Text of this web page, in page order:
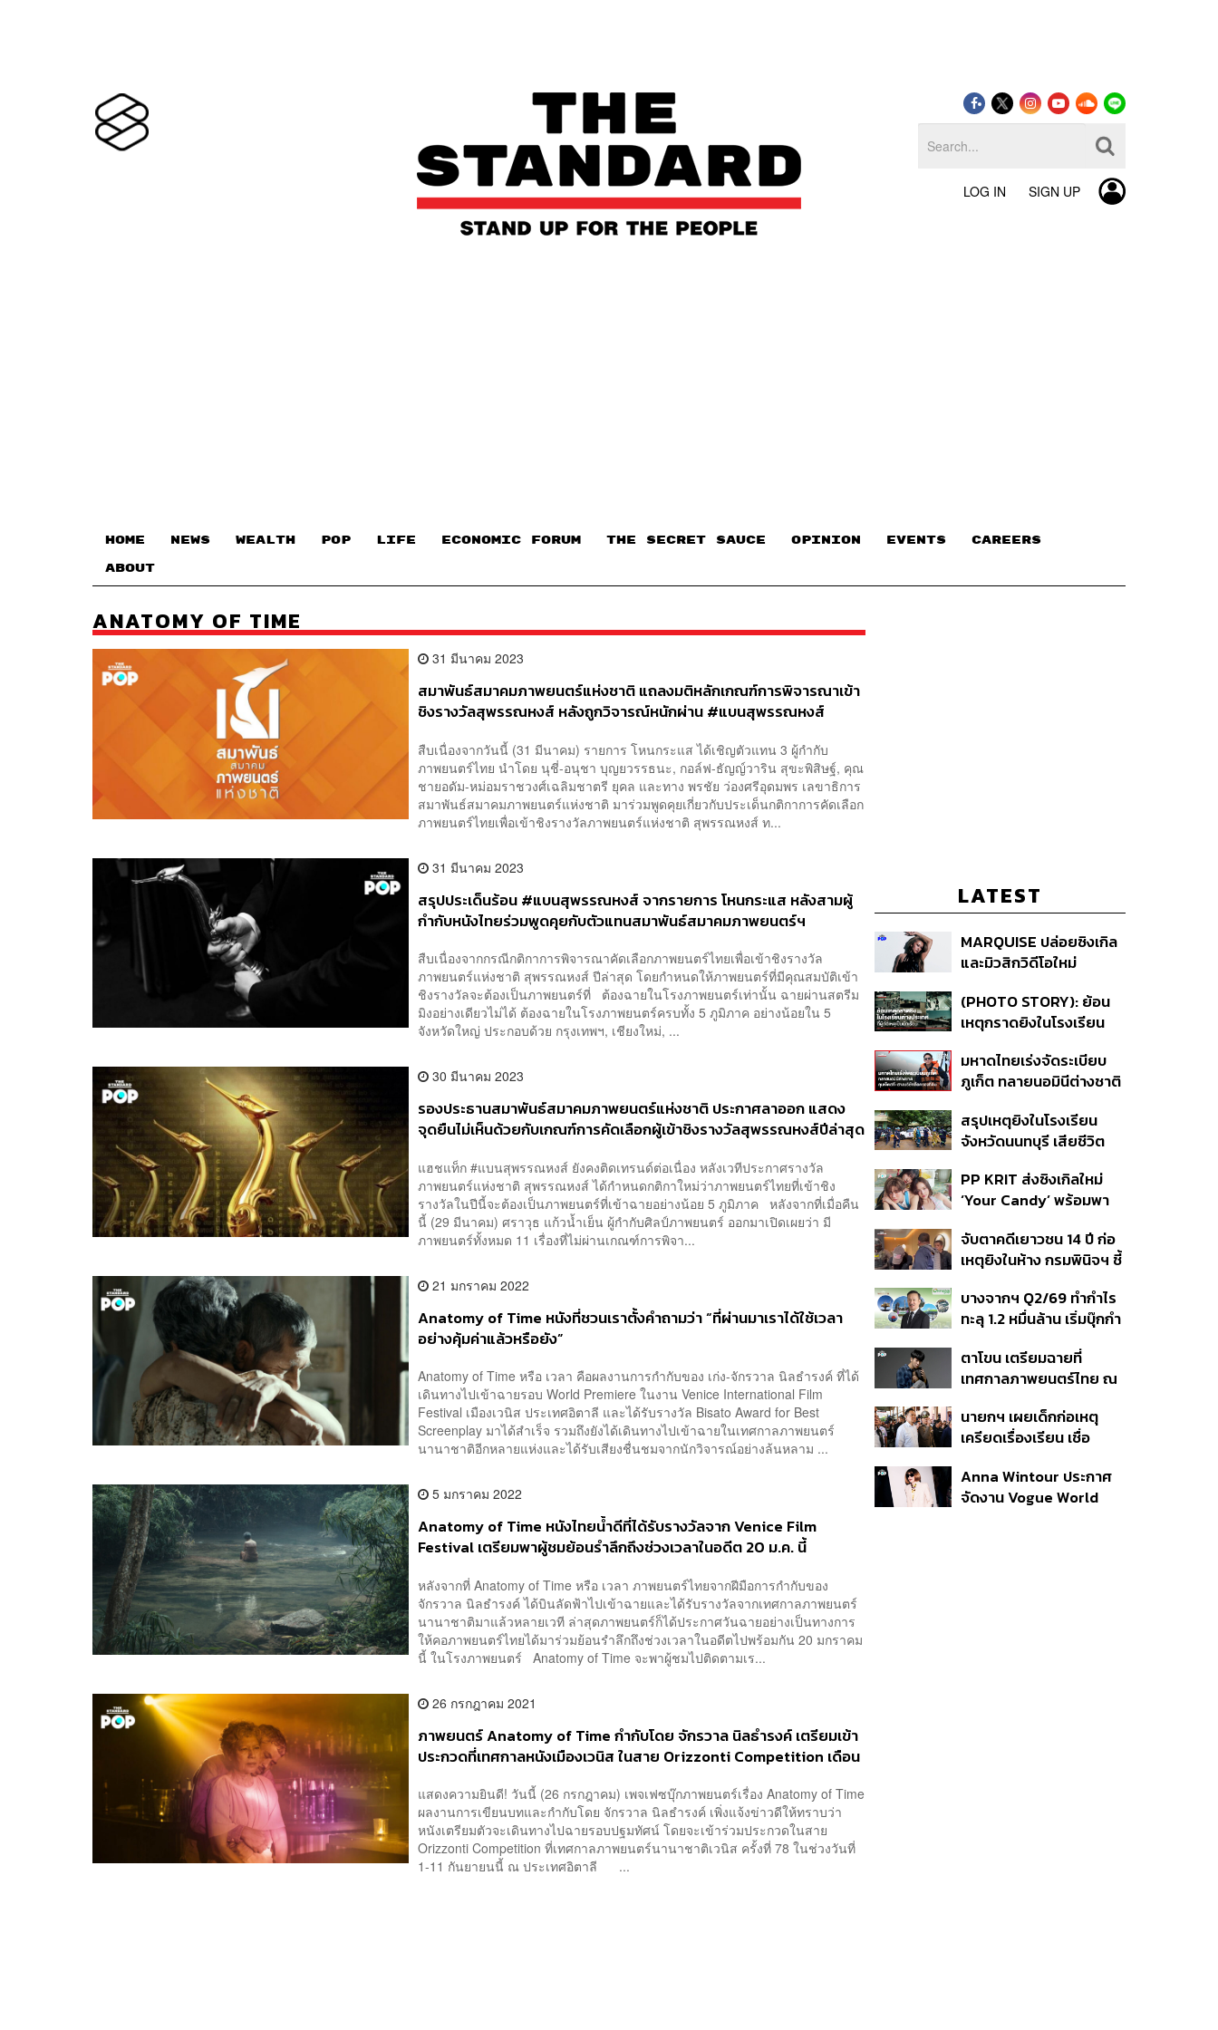
LOG IN SIGN UP
HOME NEWS WEALTH POP LIFE ECONOMIC FORUM THE SECRET SAUCE​ OPINION EVENTS CAREERS
ABOUT
ANATOMY OF TIME
31 มีนาคม 2023
สมาพันธ์สมาคมภาพยนตร์แห่งชาติ แถลงมติหลักเกณฑ์การพิจารณาเข้า
ชิงรางวัลสุพรรณหงส์ หลังถูกวิจารณ์หนักผ่าน #แบนสุพรรณหงส์
สืบเนื่องจากวันนี้ (31 มีนาคม) รายการ โหนกระแส ได้เชิญตัวแทน 3 ผู้กำกับ
ภาพยนตร์ไทย นำโดย นุชี่-อนุชา บุญยวรรธนะ, กอล์ฟ-ธัญญ์วาริน สุขะพิสิษฐ์, คุณ
ชายอดัม-หม่อมราชวงศ์เฉลิมชาตรี ยุคล และทาง พรชัย ว่องศรีอุดมพร เลขาธิการ
สมาพันธ์สมาคมภาพยนตร์แห่งชาติ มาร่วมพูดคุยเกี่ยวกับประเด็นกติกาการคัดเลือก
ภาพยนตร์ไทยเพื่อเข้าชิงรางวัลภาพยนตร์แห่งชาติ สุพรรณหงส์ ท...
31 มีนาคม 2023
สรุปประเด็นร้อน #แบนสุพรรณหงส์ จากรายการ โหนกระแส หลังสามผู้
กำกับหนังไทยร่วมพูดคุยกับตัวแทนสมาพันธ์สมาคมภาพยนตร์ฯ
สืบเนื่องจากกรณีกติกาการพิจารณาคัดเลือกภาพยนตร์ไทยเพื่อเข้าชิงรางวัล
ภาพยนตร์แห่งชาติ สุพรรณหงส์ ปีล่าสุด โดยกำหนดให้ภาพยนตร์ที่มีคุณสมบัติเข้า
ชิงรางวัลจะต้องเป็นภาพยนตร์ที่ ต้องฉายในโรงภาพยนตร์เท่านั้น ฉายผ่านสตรีม
มิงอย่างเดียวไม่ได้ ต้องฉายในโรงภาพยนตร์ครบทั้ง 5 ภูมิภาค อย่างน้อยใน 5
จังหวัดใหญ่ ประกอบด้วย กรุงเทพฯ, เชียงใหม่, ...
30 มีนาคม 2023
รองประธานสมาพันธ์สมาคมภาพยนตร์แห่งชาติ ประกาศลาออก แสดง
จุดยืนไม่เห็นด้วยกับเกณฑ์การคัดเลือกผู้เข้าชิงรางวัลสุพรรณหงส์ปีล่าสุด
แฮชแท็ก #แบนสุพรรณหงส์ ยังคงติดเทรนด์ต่อเนื่อง หลังเวทีประกาศรางวัล
ภาพยนตร์แห่งชาติ สุพรรณหงส์ ได้กำหนดกติกาใหม่ว่าภาพยนตร์ไทยที่เข้าชิง
รางวัลในปีนี้จะต้องเป็นภาพยนตร์ที่เข้าฉายอย่างน้อย 5 ภูมิภาค หลังจากที่เมื่อคืน
นี้ (29 มีนาคม) ศราวุธ แก้วน้ำเย็น ผู้กำกับศิลป์ภาพยนตร์ ออกมาเปิดเผยว่า มี
ภาพยนตร์ทั้งหมด 11 เรื่องที่ไม่ผ่านเกณฑ์การพิจา...
21 มกราคม 2022
Anatomy of Time หนังที่ชวนเราตั้งคำถามว่า “ที่ผ่านมาเราได้ใช้เวลา
อย่างคุ้มค่าแล้วหรือยัง”
Anatomy of Time หรือ เวลา คือผลงานการกำกับของ เก่ง-จักรวาล นิลธำรงค์ ที่ได้
เดินทางไปเข้าฉายรอบ World Premiere ในงาน Venice International Film
Festival เมืองเวนิส ประเทศอิตาลี และได้รับรางวัล Bisato Award for Best
Screenplay มาได้สำเร็จ รวมถึงยังได้เดินทางไปเข้าฉายในเทศกาลภาพยนตร์
นานาชาติอีกหลายแห่งและได้รับเสียงชื่นชมจากนักวิจารณ์อย่างล้นหลาม ...
5 มกราคม 2022
Anatomy of Time หนังไทยน้ำดีที่ได้รับรางวัลจาก Venice Film
Festival เตรียมพาผู้ชมย้อนรำลึกถึงช่วงเวลาในอดีต 20 ม.ค. นี้
หลังจากที่ Anatomy of Time หรือ เวลา ภาพยนตร์ไทยจากฝีมือการกำกับของ
จักรวาล นิลธำรงค์ ได้บินลัดฟ้าไปเข้าฉายและได้รับรางวัลจากเทศกาลภาพยนตร์
นานาชาติมาแล้วหลายเวที ล่าสุดภาพยนตร์ก็ได้ประกาศวันฉายอย่างเป็นทางการ
ให้คอภาพยนตร์ไทยได้มาร่วมย้อนรำลึกถึงช่วงเวลาในอดีตไปพร้อมกัน 20 มกราคม
นี้ ในโรงภาพยนตร์ Anatomy of Time จะพาผู้ชมไปติดตามเร...
26 กรกฎาคม 2021
ภาพยนตร์ Anatomy of Time กำกับโดย จักรวาล นิลธำรงค์ เตรียมเข้า
ประกวดที่เทศกาลหนังเมืองเวนิส ในสาย Orizzonti Competition เดือน
แสดงความยินดี! วันนี้ (26 กรกฎาคม) เพจเฟซบุ๊กภาพยนตร์เรื่อง Anatomy of Time
ผลงานการเขียนบทและกำกับโดย จักรวาล นิลธำรงค์ เพิ่งแจ้งข่าวดีให้ทราบว่า
หนังเตรียมตัวจะเดินทางไปฉายรอบปฐมทัศน์ โดยจะเข้าร่วมประกวดในสาย
Orizzonti Competition ที่เทศกาลภาพยนตร์นานาชาติเวนิส ครั้งที่ 78 ในช่วงวันที่
1-11 กันยายนนี้ ณ ประเทศอิตาลี ...
LATEST
MARQUISE ปล่อยซิงเกิล
และมิวสิกวิดีโอใหม่
สัมพันธ์สุด Toxic
(PHOTO STORY): ย้อน
เหตุกราดยิงในโรงเรียน
นักเรียน
มหาดไทยเร่งจัดระเบียบ
ภูเก็ต ทลายนอมินีต่างชาติ
ที่ดิน เคลียร์ใบอนุญาต
โรงแรมค้าง 7 ปี
สรุปเหตุยิงในโรงเรียน
จังหวัดนนทบุรี เสียชีวิต
ปมค้นประวัติคดีกราดยิงที่
สหรัฐฯ
PP KRIT ส่งซิงเกิลใหม่
‘Your Candy’ พร้อมพา
สิกวิดีโอ
จับตาคดีเยาวชน 14 ปี ก่อ
เหตุยิงในห้าง กรมพินิจฯ ชี้
เนื่อง ประเมินปล่อยตัว
บางจากฯ Q2/69 ทำกำไร
ทะลุ 1.2 หมื่นล้าน เริ่มบุ๊กกำ
แรก หนุนรายได้ครึ่งปีทะลุ
3.2 แสนล้าน
ตาโขน เตรียมฉายที่
เทศกาลภาพยนตร์ไทย ณ
นายกฯ เผยเด็กก่อเหตุ
เครียดเรื่องเรียน เชื่อ
กระสุนอีกกว่า 30 นัด หาก
ไม่จบชีวิตตัวเองอาจสูญ
Anna Wintour ประกาศ
จัดงาน Vogue World